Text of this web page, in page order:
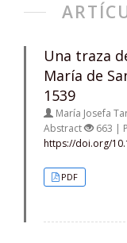
Una traza
María de
1539
María Josefa
Abstract
663 |
https://doi.org/
PDF